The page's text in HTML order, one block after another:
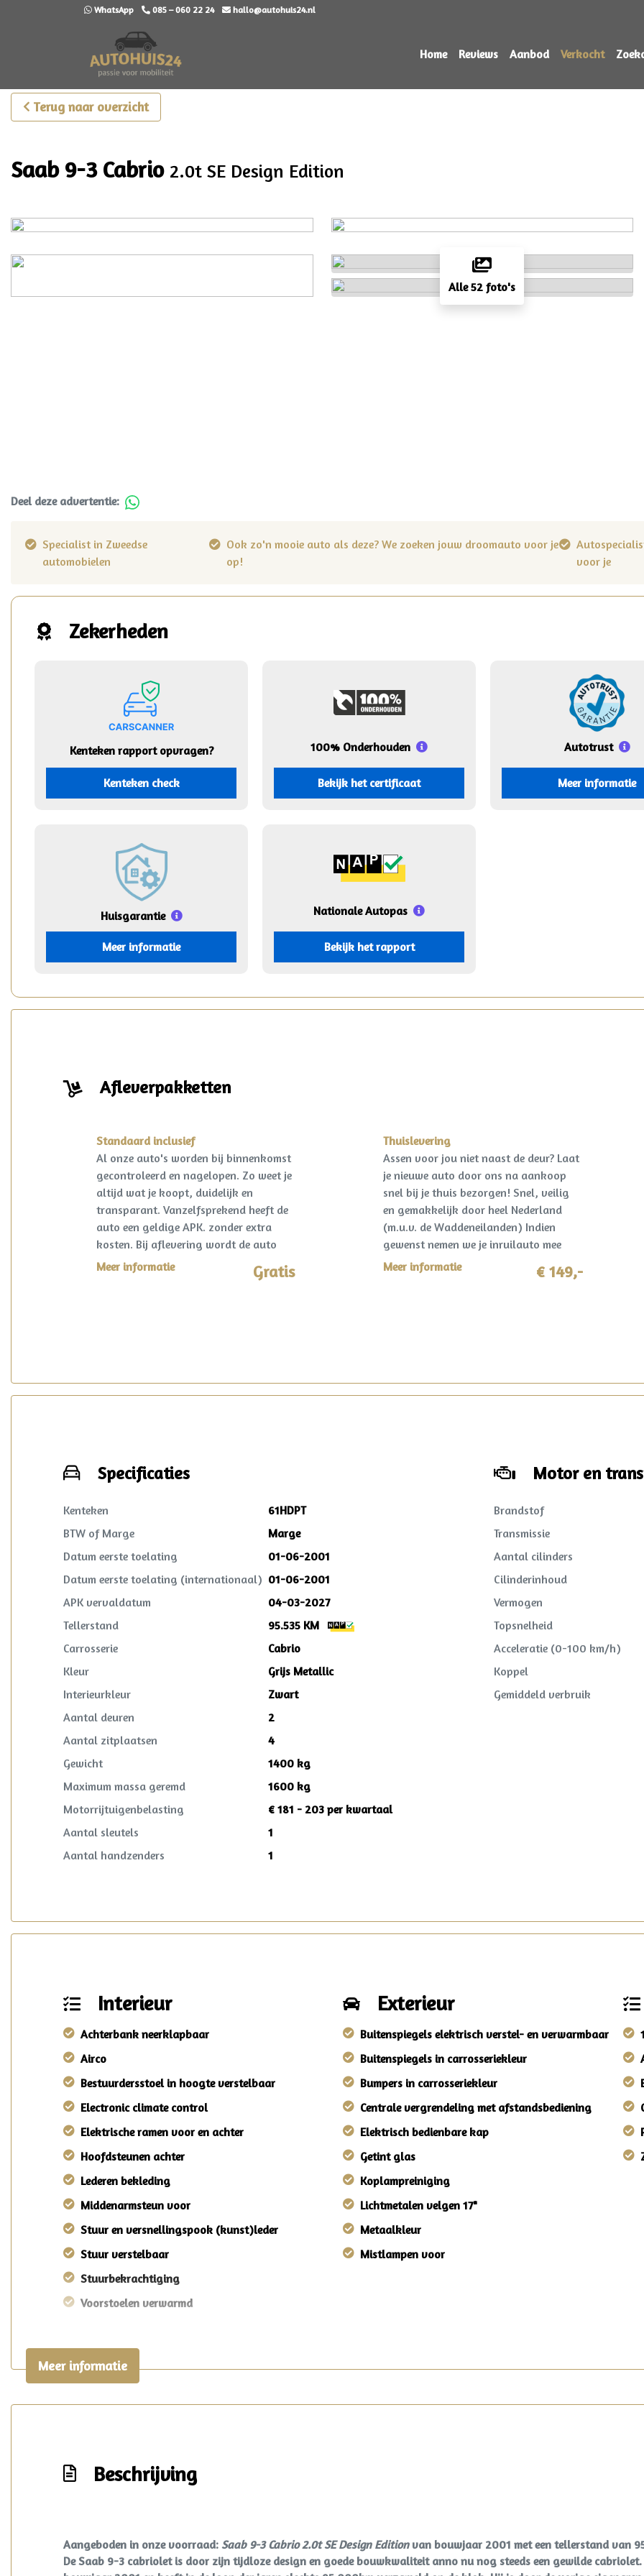
WhatsApp 085 – 060 22 24 hallo@autohuis24.nl
Home Reviews Aanbod Verkocht
Terug naar overzicht
Saab 9-3 Cabrio 2.0t SE Design Edition
Alle 52 foto's
Deel deze advertentie:
Specialist in Zweedse
automobielen
Ook zo'n mooie auto als deze? We zoeken jouw droomauto voor je
op!
voor je
Zekerheden
Kenteken rapport opvragen?
Kenteken check
100% Onderhouden
Bekijk het certificaat
Autotrust
Meer informatie
Huisgarantie
Meer informatie
Nationale Autopas
Bekijk het rapport
Afleverpakketten
Standaard inclusief
Al onze auto's worden bij binnenkomst
gecontroleerd en nagelopen. Zo weet je
altijd wat je koopt, duidelijk en
transparant. Vanzelfsprekend heeft de
auto een geldige APK. zonder extra
kosten. Bij aflevering wordt de auto
kosteloos op naam gezet en een
vrijwaring van de eventuele inruilauto
Meer informatie Gratis
Thuislevering
Assen voor jou niet naast de deur? Laat
je nieuwe auto door ons na aankoop
snel bij je thuis bezorgen! Snel, veilig
en gemakkelijk door heel Nederland
(m.u.v. de Waddeneilanden) Indien
gewenst nemen we je inruilauto mee
terug! I.c.m. pakket Premium slechts
Meer informatie € 149,-
Specificaties
Kenteken
61HDPT
BTW of Marge
Marge
Datum eerste toelating
01-06-2001
Datum eerste toelating (internationaal) 01-06-2001
APK vervaldatum
04-03-2027
Tellerstand
95.535 KM
Carrosserie
Cabrio
Kleur
Grijs Metallic
Interieurkleur
Zwart
Aantal deuren
2
Aantal zitplaatsen
4
Gewicht
1400 kg
Maximum massa geremd
1600 kg
Motorrijtuigenbelasting
€ 181 - 203 per kwartaal
Aantal sleutels
1
Aantal handzenders
1
Motor en
Brandstof
Transmissie
Aantal cilinders
Cilinderinhoud
Vermogen
Topsnelheid
Acceleratie (0-100 km/h)
Koppel
Gemiddeld verbruik
Interieur
Achterbank neerklapbaar
Airco
Bestuurdersstoel in hoogte verstelbaar
Electronic climate control
Elektrische ramen voor en achter
Hoofdsteunen achter
Lederen bekleding
Middenarmsteun voor
Stuur en versnellingspook (kunst)leder
Stuur verstelbaar
Stuurbekrachtiging
Voorstoelen verwarmd
Exterieur
Buitenspiegels elektrisch verstel- en verwarmbaar
Buitenspiegels in carrosseriekleur
Bumpers in carrosseriekleur
Centrale vergrendeling met afstandsbediening
Elektrisch bedienbare kap
Getint glas
Koplampreiniging
Lichtmetalen velgen 17"
Metaalkleur
Mistlampen voor
Meer informatie
Beschrijving
Aangeboden in onze voorraad: Saab 9-3 Cabrio 2.0t SE Design Editionvan bouwjaar 2001 met een tellerstand van
De Saab 9-3 cabriolet is door zijn tijdloze design en goede bouwkwaliteit anno nu nog steeds een gewilde cabriolet.